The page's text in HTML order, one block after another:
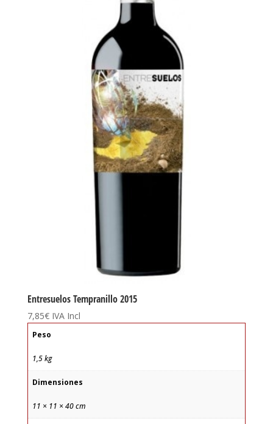
Entresuelos Tempranillo 2015
7,85€ IVA Incl
Peso
1,5 kg
Dimensiones
11 × 11 × 40 cm